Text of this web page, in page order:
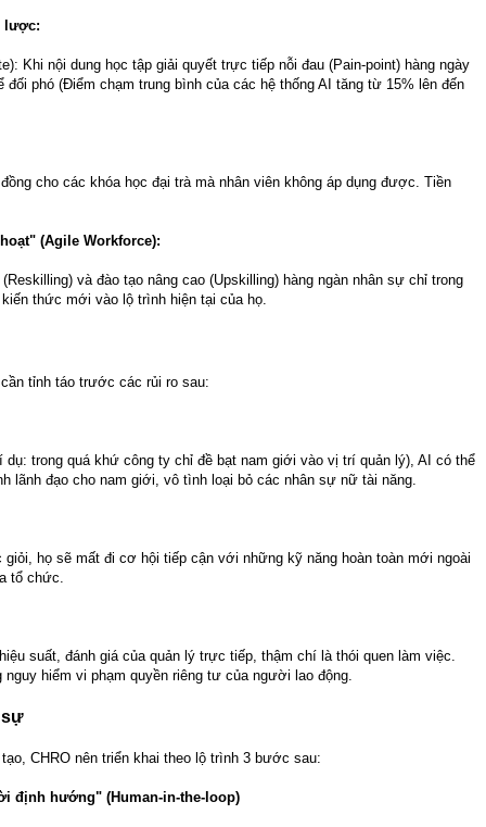
lược:
Khi nội dung học tập giải quyết trực tiếp nỗi đau (Pain-point) hàng ngày
phó (Điểm chạm trung bình của các hệ thống AI tăng từ 15% lên đến
cho các khóa học đại trà mà nhân viên không áp dụng được. Tiền
(Agile Workforce):
và đào tạo nâng cao (Upskilling) hàng ngàn nhân sự chỉ trong
thức mới vào lộ trình hiện tại của họ.
tỉnh táo trước các rủi ro sau:
trong quá khứ công ty chỉ đề bạt nam giới vào vị trí quản lý), AI có thể
lãnh đạo cho nam giới, vô tình loại bỏ các nhân sự nữ tài năng.
họ sẽ mất đi cơ hội tiếp cận với những kỹ năng hoàn toàn mới ngoài
tổ chức.
suất, đánh giá của quản lý trực tiếp, thậm chí là thói quen làm việc.
hiểm vi phạm quyền riêng tư của người lao động.
sự
CHRO nên triển khai theo lộ trình 3 bước sau:
định hướng" (Human-in-the-loop)